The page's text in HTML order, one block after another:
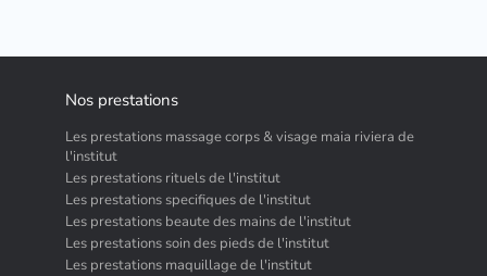
Nos prestations
Les prestations massage corps & visage maia riviera de
l'institut
Les prestations rituels de l'institut
Les prestations specifiques de l'institut
Les prestations beaute des mains de l'institut
Les prestations soin des pieds de l'institut
Les prestations maquillage de l'institut